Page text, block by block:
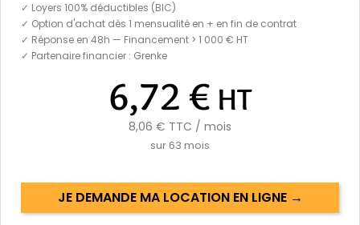
✓ Loyers 100% déductibles (BIC)
✓ Option d'achat dès 1 mensualité en + en fin de contrat
✓ Réponse en 48h — Financement > 1 000 € HT
✓ Partenaire financier : Grenke
6,72 € HT
8,06 € TTC / mois
sur 63 mois
JE DEMANDE MA LOCATION EN LIGNE →